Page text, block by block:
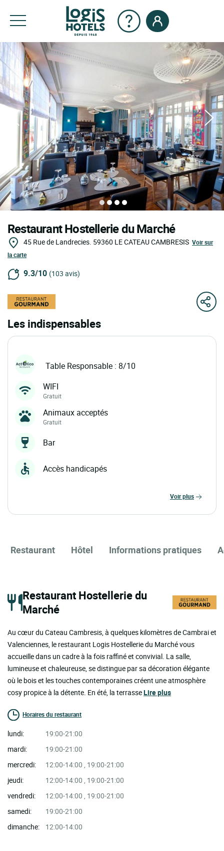
Restaurant Hostellerie du Marché
45 Rue de Landrecies. 59360 LE CATEAU CAMBRESIS Voir sur
la carte
9.3/10 (103 avis)
Les indispensables
Table Responsable : 8/10
WIFI
Gratuit
Animaux acceptés
Gratuit
Bar
Accès handicapés
voir plus
Restaurant Hôtel Informations pratiques
Restaurant Hostellerie du
Marché
Au cœur du Cateau Cambresis, à quelques kilomètres de Cambrai et
Valenciennes, le restaurant Logis Hostellerie du Marché vous
accueille dans un cadre à la fois raffiné et convivial. La salle,
lumineuse et chaleureuse, se distingue par sa décoration élégante
où le bois et les touches contemporaines créent une atmosphère
cosy propice à la détente. En été, la terrasseLire plus
Horaires du restaurant
lundi:
19:00-21:00
mardi:
19:00-21:00
mercredi:
12:00-14:00 , 19:00-21:00
jeudi:
12:00-14:00 , 19:00-21:00
vendredi:
12:00-14:00 , 19:00-21:00
samedi:
19:00-21:00
dimanche:
12:00-14:00